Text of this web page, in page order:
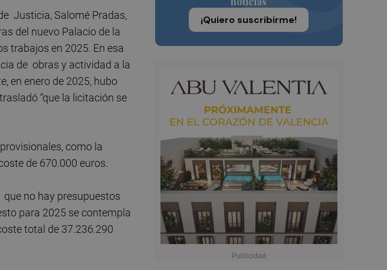
¡Quiero suscribirme!
Justicia, Salomé Pradas,
del nuevo Palacio de la
trabajos en 2025. En esa
de obras y actividad a la
en enero de 2025, hubo
“que la licitación se
como la
de 670.000 euros.
no hay presupuestos
para 2025 se contempla
total de 37.236.290